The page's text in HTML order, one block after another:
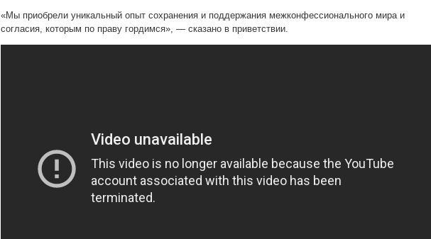
«Мы приобрели уникальный опыт сохранения и поддержания межконфессионального мира и
согласия, которым по праву гордимся», — сказано в приветствии.